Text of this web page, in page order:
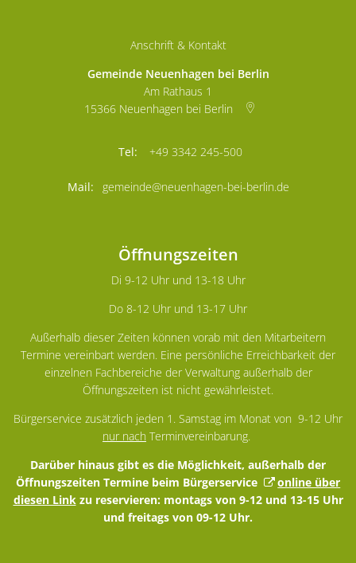
Anschrift & Kontakt
Gemeinde Neuenhagen bei Berlin
Am Rathaus 1
15366 Neuenhagen bei Berlin
+49 3342 245-500
gemeinde@neuenhagen-bei-berlin.de
Öffnungszeiten
Di 9-12 Uhr und 13-18 Uhr
Do 8-12 Uhr und 13-17 Uhr
Außerhalb dieser Zeiten können vorab mit den Mitarbeitern
Termine vereinbart werden. Eine persönliche Erreichbarkeit der
einzelnen Fachbereiche der Verwaltung außerhalb der
Öffnungszeiten ist nicht gewährleistet.
Bürgerservice zusätzlich jeden 1. Samstag im Monat von 9-12 Uhr
nur nach Terminvereinbarung.
Darüber hinaus gibt es die Möglichkeit, außerhalb der
Öffnungszeiten Termine beim Bürgerservice
online über
diesen Linkzu reservieren: montags von 9-12 und 13-15 Uhr
und freitags von 09-12 Uhr.